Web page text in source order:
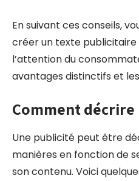
En suivant ces conseils,
créer un texte
l’attention du
avantages distinctifs et
Comment
Une publicité peut être
manières en fonction de
son contenu. Voici